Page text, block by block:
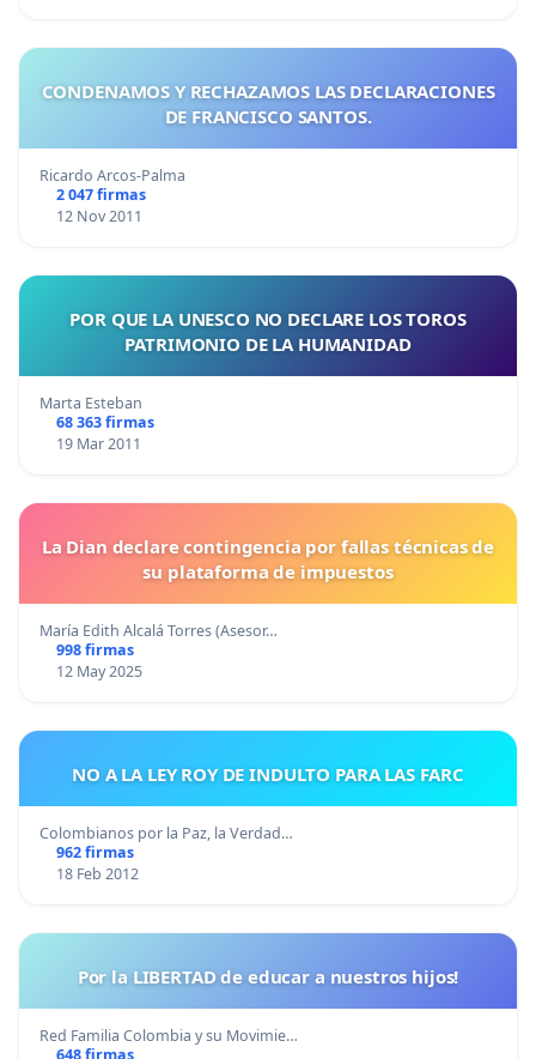
CONDENAMOS Y RECHAZAMOS LAS DECLARACIONES
DE FRANCISCO SANTOS.
Ricardo Arcos-Palma
2 047 firmas
12 Nov 2011
POR QUE LA UNESCO NO DECLARE LOS TOROS
PATRIMONIO DE LA HUMANIDAD
Marta Esteban
68 363 firmas
19 Mar 2011
La Dian declare contingencia por fallas técnicas de
su plataforma de impuestos
María Edith Alcalá Torres (Asesor…
998 firmas
12 May 2025
NO A LA LEY ROY DE INDULTO PARA LAS FARC
Colombianos por la Paz, la Verdad…
962 firmas
18 Feb 2012
Por la LIBERTAD de educar a nuestros hijos!
Red Familia Colombia y su Movimie…
648 firmas